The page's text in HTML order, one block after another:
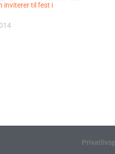
inviterer til fest i